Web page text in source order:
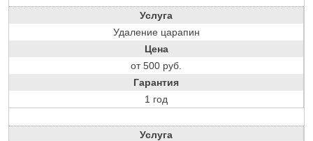
Услуга
Удаление царапин
Цена
от 500 руб.
Гарантия
1 год
Услуга